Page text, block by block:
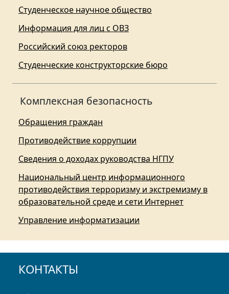
Студенческое научное общество
Информация для лиц с ОВЗ
Российский союз ректоров
Студенческие конструкторские бюро
Комплексная безопасность
Обращения граждан
Противодействие коррупции
Сведения о доходах руководства НГПУ
Национальный центр информационного
противодействия терроризму и экстремизму в
образовательной среде и сети Интернет
Управление информатизации
КОНТАКТЫ